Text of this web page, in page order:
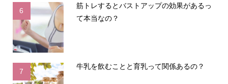
6
筋トレするとバストアップの効果があるっ
て本当なの？
7
牛乳を飲むことと育乳って関係あるの？